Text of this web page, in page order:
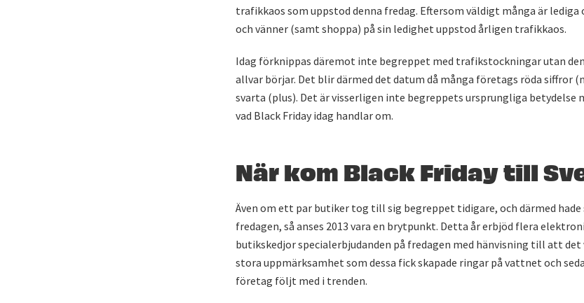
trafikkaos som uppstod denna fredag. Eftersom väldigt många är
och vänner (samt shoppa) på sin ledighet uppstod årligen trafikkaos.
Idag förknippas däremot inte begreppet med trafikstockningar utan
allvar börjar. Det blir därmed det datum då många företags röda siffror
svarta (plus). Det är visserligen inte begreppets ursprungliga betydelse
vad Black Friday idag handlar om.
När kom Black Friday till
Även om ett par butiker tog till sig begreppet tidigare, och därmed hade
fredagen, så anses 2013 vara en brytpunkt. Detta år erbjöd flera
butikskedjor specialerbjudanden på fredagen med hänvisning till att det
stora uppmärksamhet som dessa fick skapade ringar på vattnet och
företag följt med i trenden.